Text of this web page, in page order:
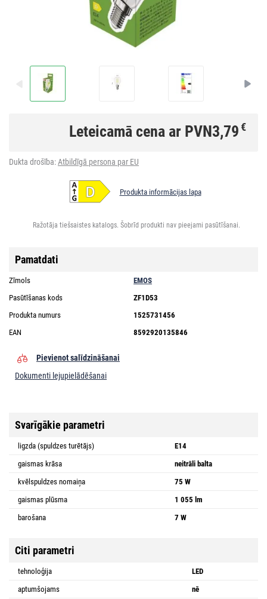
Leteicamā cena ar PVN3,79€
Dukta drošība:Atbildīgā persona par EU
Produkta informācijas lapa
Ražotāja tiešsaistes katalogs. Šobrīd produkti nav pieejami pasūtīšanai.
Pamatdati
Zīmols
EMOS
Pasūtīšanas kods
ZF1D53
Produkta numurs
1525731456
EAN
8592920135846
Pievienot salīdzināšanai
Dokumenti lejupielādēšanai
Svarīgākie parametri
ligzda (spuldzes turētājs)
E14
gaismas krāsa
neitrāli balta
kvēlspuldzes nomaiņa
75 W
gaismas plūsma
1 055 lm
barošana
7 W
Citi parametri
tehnoloģija
LED
aptumšojams
nē